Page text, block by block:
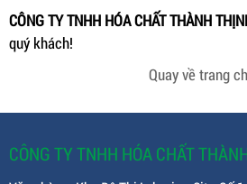
CÔNG TY TNHH HÓA CHẤT THÀNH
quý khách!
Quay về trang
CÔNG TY TNHH HÓA CHẤT